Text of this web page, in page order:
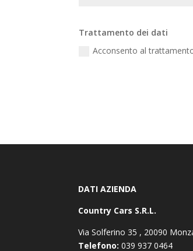
Trattamento dei dati
Acconsento al
DATI AZIENDA
Country Cars S.R.L.
Via Solferino 35 , 20090
Telefono: 039 937 0464